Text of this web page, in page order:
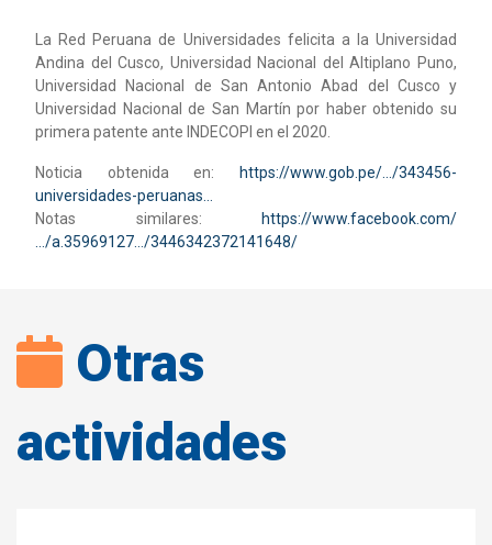
La Red Peruana de Universidades felicita a la Universidad
Andina del Cusco, Universidad Nacional del Altiplano Puno,
Universidad Nacional de San Antonio Abad del Cusco y
Universidad Nacional de San Martín por haber obtenido su
primera patente ante INDECOPI en el 2020.
Noticia obtenida en:
https://www.gob.pe/…/343456-
universidades-peruanas…
Notas similares:
https://www.facebook.com/
…/a.35969127…/3446342372141648/
Otras
actividades